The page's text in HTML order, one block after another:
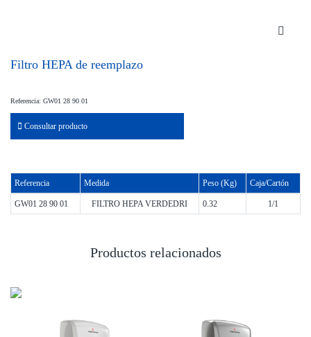
Filtro HEPA de reemplazo
Referencia: GW01 28 90 01
Consultar producto
Referencia Medida Peso (Kg) Caja/Cartón
GW01 28 90 01 FILTRO HEPA VERDEDRI 0.32 1/1
Productos relacionados